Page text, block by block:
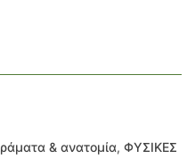
& ανατομία, ΦΥΣΙΚΕΣ